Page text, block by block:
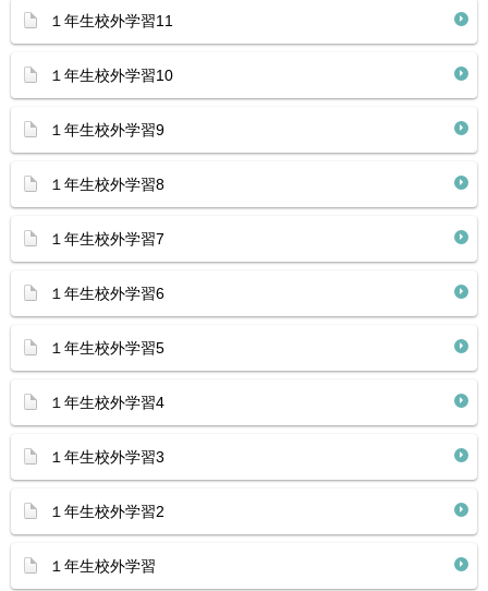
１年生校外学習11
１年生校外学習10
１年生校外学習9
１年生校外学習8
１年生校外学習7
１年生校外学習6
１年生校外学習5
１年生校外学習4
１年生校外学習3
１年生校外学習2
１年生校外学習